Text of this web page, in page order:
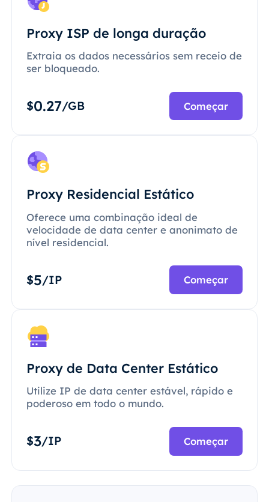
Proxy ISP de longa duração
Extraia os dados necessários sem receio de
ser bloqueado.
$0.27/GB Começar
Proxy Residencial Estático
Oferece uma combinação ideal de
velocidade de data center e anonimato de
nível residencial.
$5/IP Começar
Proxy de Data Center Estático
Utilize IP de data center estável, rápido e
poderoso em todo o mundo.
$3/IP Começar